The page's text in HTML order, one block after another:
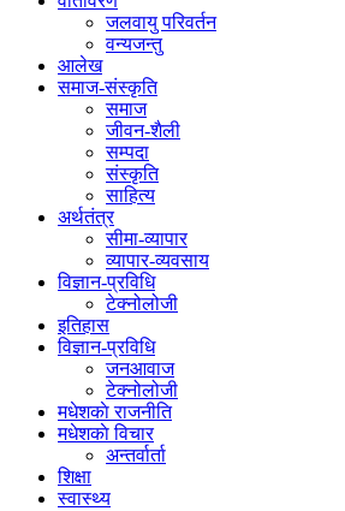
जलवायु परिवर्तन
वन्यजन्तु
आलेख
समाज-संस्कृति
समाज
जीवन-शैली
सम्पदा
संस्कृति
साहित्य
अर्थतंत्र
सीमा-व्यापार
व्यापार-व्यवसाय
विज्ञान-प्रविधि
टेक्नोलोजी
इतिहास
विज्ञान-प्रविधि
जनआवाज
टेक्नोलोजी
मधेशकाे राजनीति
मधेशकाे विचार
अन्तर्वार्ता
शिक्षा
स्वास्थ्य